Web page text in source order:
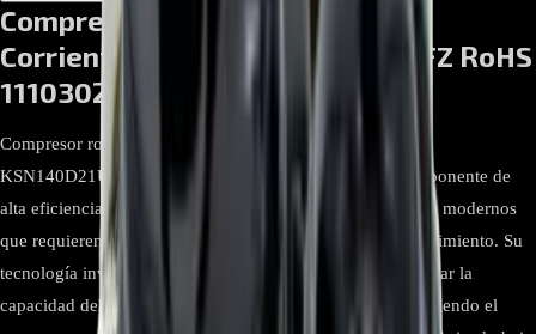
Compresor Rotativo Inverter de
Corriente Directa KSN140D21UFZ RoHS
11103020003919
Compresor rotativo Inverter de corriente directa Midea
KSN140D21UFZ, referencia 11103020003919. Este componente de
alta eficiencia es ideal para sistemas de aire acondicionado modernos
que requieren control preciso de velocidad y máximo rendimiento. Su
tecnología inverter con corriente directa (DC) permite ajustar la
capacidad del compresor según la demanda térmica, reduciendo el